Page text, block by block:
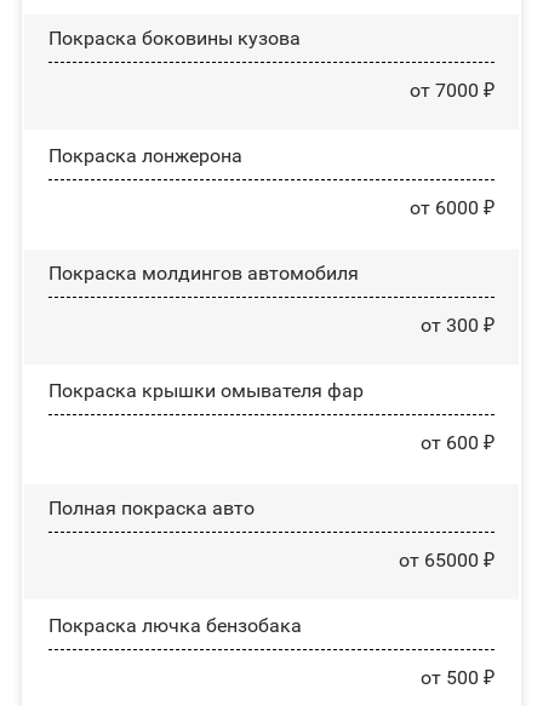
Покраска боковины кузова
от 7000 ₽
Покраска лонжерона
от 6000 ₽
Покраска молдингов автомобиля
от 300 ₽
Покраска крышки омывателя фар
от 600 ₽
Полная покраска авто
от 65000 ₽
Покраска лючка бензобака
от 500 ₽